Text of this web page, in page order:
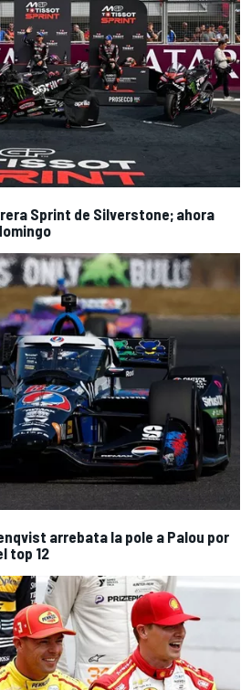
Sprint de Silverstone; ahora
arrebata la pole a Palou por
top 12